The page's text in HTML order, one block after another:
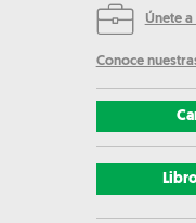
Únete
Conoce